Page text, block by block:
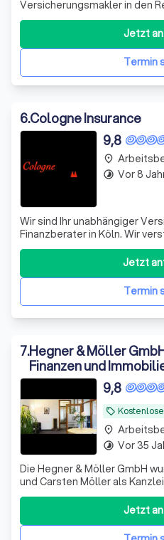
Versicherungsmakler in den
und Aachen & Umgebung
Baufinanzierung sowie
Immobilienangelegenheiten.
persönliche,
Termin
Jetzt
6.Cologne Insurance
9,8
Wir sind Ihr unabhängiger
Finanzberater in Köln. Wir verstehen uns als Partner
unserer Kunden, um Ihnen
Altersvorsorge und
stehen. Hinter jedem Unternehmen oder Produkt stehen
Menschen. Besonders wir als
Termin
Jetzt
place
timelapse Vor 8
7.Hegner & Möller
Finanzen und
local_offer
9,8
Die Hegner & Möller GmbH
und Carsten Möller als
Immobilien gegründet. Wir
Finanzierungslösungen in
Täglich haben wir mit Kunden
Bank eine Kündigung oder
Jetzt
place
timelapse Vor 35